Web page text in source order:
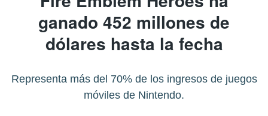
ganado 452 millones de
dólares hasta la fecha
Representa más del 70% de los ingresos de juegos
móviles de Nintendo.